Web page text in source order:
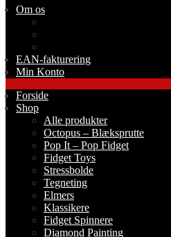
Om os
EAN-fakturering
Min Konto
Forside
Shop
Alle produkter
Octopus – Blæksprutte
Pop It – Pop Fidget
Fidget Toys
Stressbolde
Tegneting
Elmers
Klassikere
Fidget Spinnere
Diamond Painting